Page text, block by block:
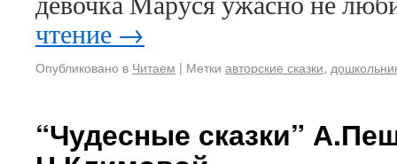
чтение →
Опубликовано в Читаем | Метки авторские сказки,
“Чудесные сказки”